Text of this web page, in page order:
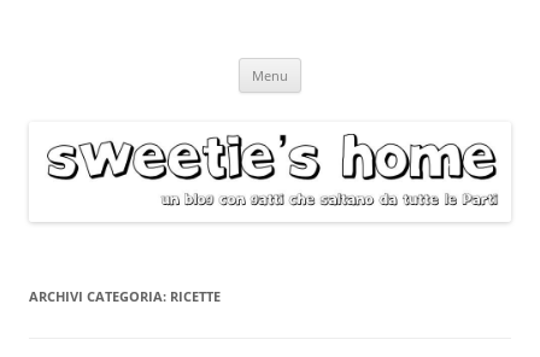
Menu
ARCHIVI CATEGORIA: RICETTE